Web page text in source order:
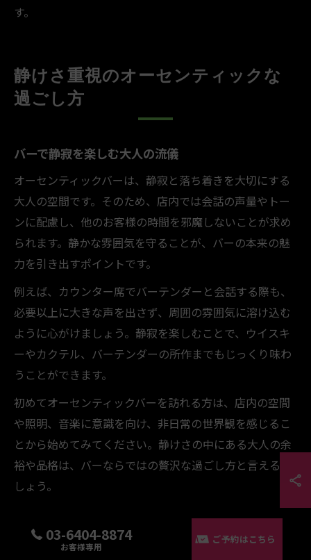
す。
静けさ重視のオーセンティックな
過ごし方
バーで静寂を楽しむ大人の流儀
オーセンティックバーは、静寂と落ち着きを大切にする
大人の空間です。そのため、店内では会話の声量やトー
ンに配慮し、他のお客様の時間を邪魔しないことが求め
られます。静かな雰囲気を守ることが、バーの本来の魅
力を引き出すポイントです。
例えば、カウンター席でバーテンダーと会話する際も、
必要以上に大きな声を出さず、周囲の雰囲気に溶け込む
ように心がけましょう。静寂を楽しむことで、ウイスキ
ーやカクテル、バーテンダーの所作までもじっくり味わ
うことができます。
初めてオーセンティックバーを訪れる方は、店内の空間
や照明、音楽に意識を向け、非日常の世界観を感じるこ
とから始めてみてください。静けさの中にある大人の余
裕や品格は、バーならではの贅沢な過ごし方と言えるで
しょう。
落ち着いたオーセンティックバーの作法
オーセンティックバーでは、入店から退店まで一連のマ
03-6404-8874
お客様専用
ご予約はこちら